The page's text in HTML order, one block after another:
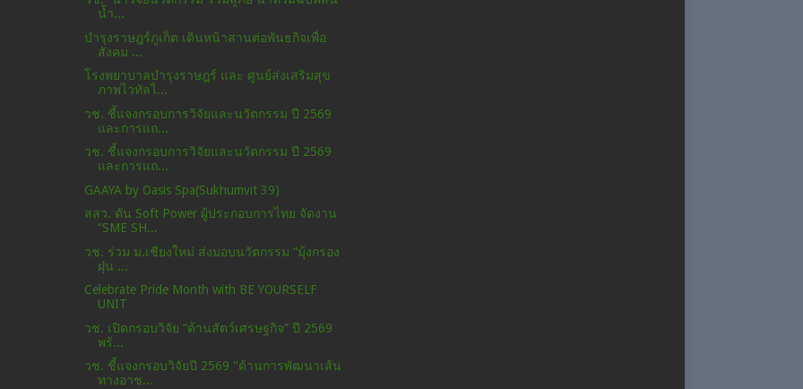
น้ำ...
บำรุงราษฎร์ภูเก็ต เดินหน้าสานต่อพันธกิจเพื่อ
สังคม ...
โรงพยาบาลบำรุงราษฎร์ และ ศูนย์ส่งเสริมสุข
ภาพไวทัลไ...
วช. ชี้แจงกรอบการวิจัยและนวัตกรรม ปี 2569
และการแถ...
วช. ชี้แจงกรอบการวิจัยและนวัตกรรม ปี 2569
และการแถ...
GAAYA by Oasis Spa(Sukhumvit 39)
สสว. ดัน Soft Power ผู้ประกอบการไทย จัดงาน
“SME SH...
วช. ร่วม ม.เชียงใหม่ ส่งมอบนวัตกรรม “มุ้งกรอง
ฝุ่น ...
Celebrate Pride Month with BE YOURSELF
UNIT
วช. เปิดกรอบวิจัย “ด้านสัตว์เศรษฐกิจ” ปี 2569
พร้...
วช. ชี้แจงกรอบวิจัยปี 2569 "ด้านการพัฒนาเส้น
ทางอาช...